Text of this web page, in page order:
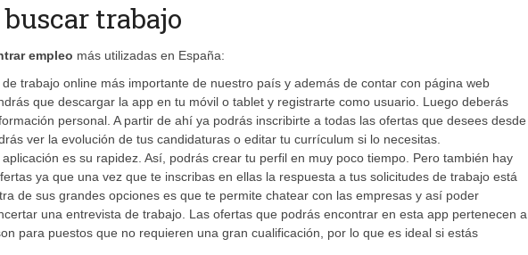
trabajo
empleo más utilizadas en España:
trabajo online más importante de nuestro país y además de contar con página web
que descargar la app en tu móvil o tablet y registrarte como usuario. Luego deberás
personal. A partir de ahí ya podrás inscribirte a todas las ofertas que desees desde
ver la evolución de tus candidaturas o editar tu currículum si lo necesitas.
es su rapidez. Así, podrás crear tu perfil en muy poco tiempo. Pero también hay
ya que una vez que te inscribas en ellas la respuesta a tus solicitudes de trabajo está
de sus grandes opciones es que te permite chatear con las empresas y así poder
una entrevista de trabajo. Las ofertas que podrás encontrar en esta app pertenecen a
para puestos que no requieren una gran cualificación, por lo que es ideal si estás